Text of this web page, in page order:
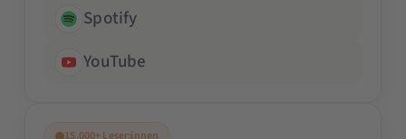
Spotify
YouTube
15.000+ Leser:innen